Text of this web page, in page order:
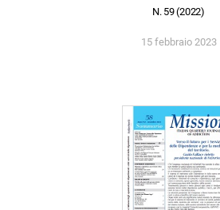
N. 59 (2022)
15 febbraio 2023